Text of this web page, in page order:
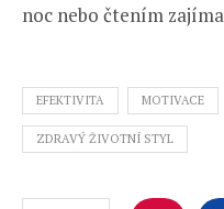
noc nebo čtením
EFEKTIVITA MOTIVACE
ZDRAVÝ ŽIVOTNÍ STYL